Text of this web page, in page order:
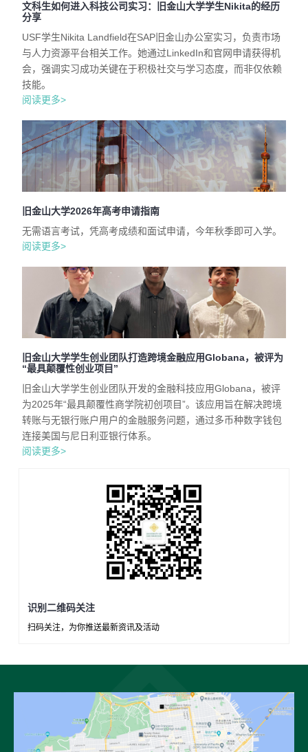
文科生如何进入科技公司实习：旧金山大学学生Nikita的经历
分享
USF学生Nikita Landfield在SAP旧金山办公室实习，负责市场
与人力资源平台相关工作。她通过LinkedIn和官网申请获得机
会，强调实习成功关键在于积极社交与学习态度，而非仅依赖
技能。
阅读更多>
旧金山大学2026年高考申请指南
无需语言考试，凭高考成绩和面试申请，今年秋季即可入学。
阅读更多>
旧金山大学学生创业团队打造跨境金融应用Globana，被评为
“最具颠覆性创业项目”
旧金山大学学生创业团队开发的金融科技应用Globana，被评
为2025年“最具颠覆性商学院初创项目”。该应用旨在解决跨境
转账与无银行账户用户的金融服务问题，通过多币种数字钱包
连接美国与尼日利亚银行体系。
阅读更多>
识别二维码关注
扫码关注，为你推送最新资讯及活动